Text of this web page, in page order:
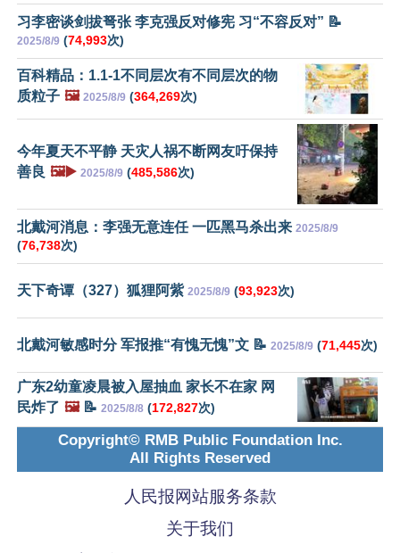
习李密谈剑拔弩张 李克强反对修宪 习“不容反对” 📝
2025/8/9 (74,993次)
百科精品：1.1-1不同层次有不同层次的物
质粒子 🖼️ 2025/8/9 (364,269次)
今年夏天不平静 天灾人祸不断网友吁保持
善良 🖼️▶️ 2025/8/9 (485,586次)
北戴河消息：李强无意连任 一匹黑马杀出来 2025/8/9
(76,738次)
天下奇谭（327）狐狸阿紫 2025/8/9 (93,923次)
北戴河敏感时分 军报推“有愧无愧”文 📝 2025/8/9 (71,445次)
广东2幼童凌晨被入屋抽血 家长不在家 网
民炸了 🖼️📝 2025/8/8 (172,827次)
Copyright© RMB Public Foundation Inc.
All Rights Reserved
人民报网站服务条款
关于我们